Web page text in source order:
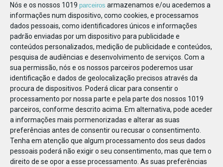
Nós e os nossos 1019 parceiros armazenamos e/ou acedemos a
informações num dispositivo, como cookies, e processamos
dados pessoais, como identificadores únicos e informações
padrão enviadas por um dispositivo para publicidade e
conteúdos personalizados, medição de publicidade e conteúdos,
pesquisa de audiências e desenvolvimento de serviços. Com a
sua permissão, nós e os nossos parceiros poderemos usar
identificação e dados de geolocalização precisos através da
procura de dispositivos. Poderá clicar para consentir o
processamento por nossa parte e pela parte dos nossos 1019
parceiros, conforme descrito acima. Em alternativa, pode aceder
a informações mais pormenorizadas e alterar as suas
preferências antes de consentir ou recusar o consentimento.
Tenha em atenção que algum processamento dos seus dados
pessoais poderá não exigir o seu consentimento, mas que tem o
direito de se opor a esse processamento. As suas preferências
201142133673834